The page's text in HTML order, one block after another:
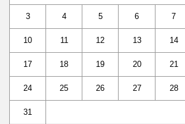
3 4 5 6 7
10 11 12 13 14
17 18 19 20 21
24 25 26 27 28
31